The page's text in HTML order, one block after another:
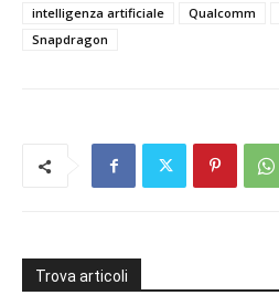
intelligenza artificiale
Qualcomm
Snapdragon
Trova articoli